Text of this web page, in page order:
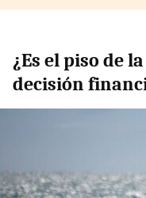
¿Es el piso de
decisión